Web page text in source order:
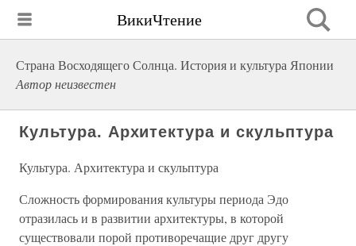
ВикиЧтение
Страна Восходящего Солнца. История и культура Японии
Автор неизвестен
Культура. Архитектура и скульптура
Культура. Архитектура и скульптура
Сложность формирования культуры периода Эдо
отразилась и в развитии архитектуры, в которой
существовали порой противоречащие друг другу